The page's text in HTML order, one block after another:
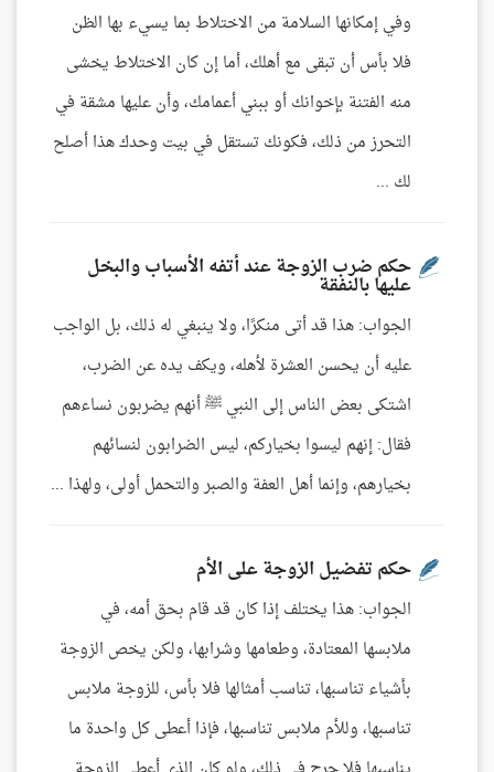
وفي إمكانها السلامة من الاختلاط بما يسيء بها الظن
فلا بأس أن تبقى مع أهلك، أما إن كان الاختلاط يخشى
منه الفتنة بإخوانك أو ببني أعمامك، وأن عليها مشقة في
التحرز من ذلك، فكونك تستقل في بيت وحدك هذا أصلح
لك ...
حكم ضرب الزوجة عند أتفه الأسباب والبخل
عليها بالنفقة
الجواب: هذا قد أتى منكرًا، ولا ينبغي له ذلك، بل الواجب
عليه أن يحسن العشرة لأهله، ويكف يده عن الضرب،
اشتكى بعض الناس إلى النبي ﷺ أنهم يضربون نساءهم
فقال: إنهم ليسوا بخياركم، ليس الضرابون لنسائهم
بخيارهم، وإنما أهل العفة والصبر والتحمل أولى، ولهذا ...
حكم تفضيل الزوجة على الأم
الجواب: هذا يختلف إذا كان قد قام بحق أمه، في
ملابسها المعتادة، وطعامها وشرابها، ولكن يخص الزوجة
بأشياء تناسبها، تناسب أمثالها فلا بأس، للزوجة ملابس
تناسبها، وللأم ملابس تناسبها، فإذا أعطى كل واحدة ما